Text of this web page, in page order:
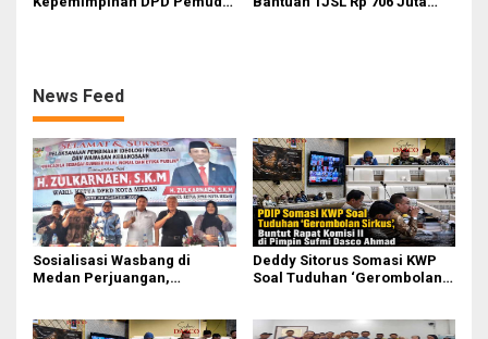
News Feed
Sosialisasi Wasbang di
Medan Perjuangan,
Anak
Deddy Sitorus Somasi KWP
Soal Tuduhan ‘Gerombolan
Ahmad